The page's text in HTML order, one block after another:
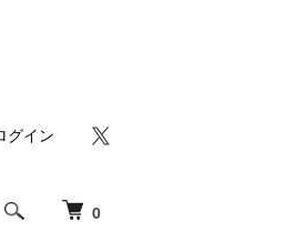
0
グイン